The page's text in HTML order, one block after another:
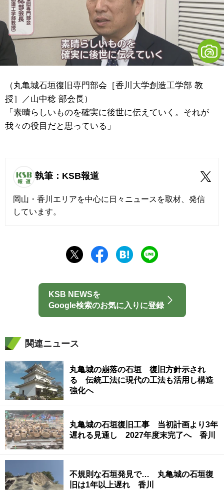
（丸亀城石垣復旧専門部会［香川大学創造工学部 教
授］／山中稔 部会長）
「素晴らしいものを確実に後世に伝えていく。それが
我々の役目だと思っている」
執筆：KSB報道
岡山・香川エリアを中心に日々ニュースを取材、発信
しています。
KSB NEWSを
Google検索のお気に入りに登録
関連ニュース
丸亀城の崩落の石垣 復旧方針示され
る 伝統工法に現代の工法も活用し構造
強化へ
丸亀城の石垣復旧工事 当初計画より3年
遅れる見通し 2027年度末完了へ 香川
不規則な石垣発見で… 丸亀城の石垣復
旧は1年以上遅れ 香川